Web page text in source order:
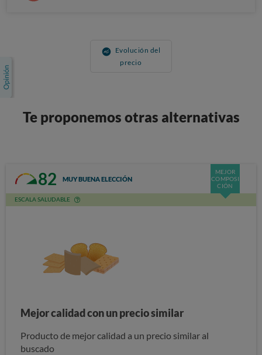
Evolución del
precio
Te proponemos otras alternativas
82 MUY BUENA ELECCIÓN
MEJOR
COMPOSI
CIÓN
ESCALA SALUDABLE
Mejor calidad con un precio similar
Producto de mejor calidad a un precio similar al
buscado